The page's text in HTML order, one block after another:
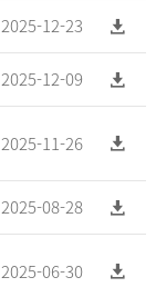
2025-12-23
2025-12-09
2025-11-26
2025-08-28
2025-06-30